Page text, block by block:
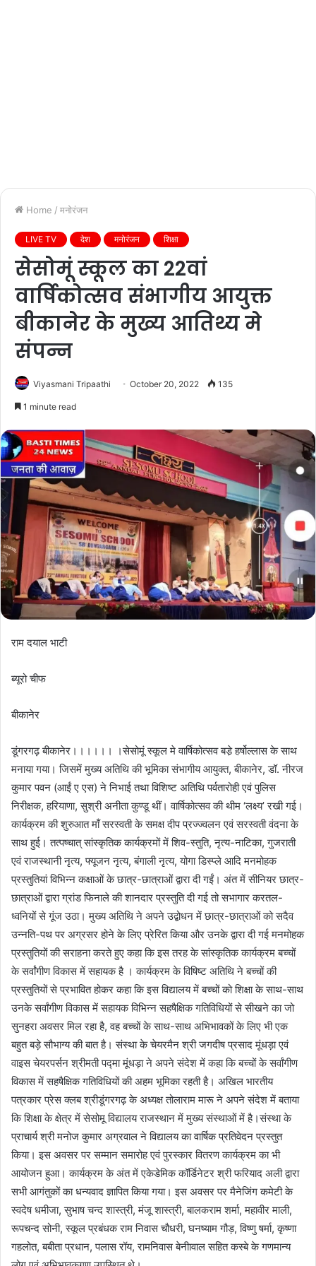
Home / मनोरंजन
LIVE TV देश मनोरंजन शिक्षा
सेसोमूं स्कूल का 22वां
वार्षिकोत्सव संभागीय आयुक्त
बीकानेर के मुख्य आतिथ्य मे
संपन्न
Viyasmani Tripaathi October 20, 2022 135
1 minute read
राम दयाल भाटी
ब्यूरो चीफ
बीकानेर
डूंगरगढ़ बीकानेर।।।।।। ।सेसोमूं स्कूल मे वार्षिकोत्सव बडे़ हर्षोल्लास के साथ
मनाया गया। जिसमें मुख्य अतिथि की भूमिका संभागीय आयुक्त, बीकानेर, डॉ. नीरज
कुमार पवन (आईं ए एस) ने निभाई तथा विशिष्ट अतिथि पर्वतारोही एवं पुलिस
निरीक्षक, हरियाणा, सुश्री अनीता कुण्डू थीं। वार्षिकोत्सव की थीम ‘लक्ष्य’ रखी गई।
कार्यक्रम की शुरुआत मॉं सरस्वती के समक्ष दीप प्रज्ज्वलन एवं सरस्वती वंदना के
साथ हुई। तत्पष्चात् सांस्कृतिक कार्यक्रमों में शिव-स्तुति, नृत्य-नाटिका, गुजराती
एवं राजस्थानी नृत्य, फ्यूजन नृत्य, बंगाली नृत्य, योगा डिस्प्ले आदि मनमोहक
प्रस्तुतियां विभिन्न कक्षाओं के छात्र-छात्राओं द्वारा दी गईं। अंत में सीनियर छात्र-
छात्राओं द्वारा ग्रांड फिनाले की शानदार प्रस्तुति दी गई तो सभागार करतल-
ध्वनियों से गूंज उठा। मुख्य अतिथि ने अपने उद्बोधन में छात्र-छात्राओं को सदैव
उन्नति-पथ पर अग्रसर होने के लिए प्रेरित किया और उनके द्वारा दी गई मनमोहक
प्रस्तुतियों की सराहना करते हुए कहा कि इस तरह के सांस्कृतिक कार्यक्रम बच्चों
के सर्वांगीण विकास में सहायक है । कार्यक्रम के विषिष्ट अतिथि ने बच्चों की
प्रस्तुतियों से प्रभावित होकर कहा कि इस विद्यालय में बच्चों को शिक्षा के साथ-साथ
उनके सर्वांगीण विकास में सहायक विभिन्न सहषैक्षिक गतिविधियों से सीखने का जो
सुनहरा अवसर मिल रहा है, वह बच्चों के साथ-साथ अभिभावकों के लिए भी एक
बहुत बड़े सौभाग्य की बात है। संस्था के चेयरमैन श्री जगदीष प्रसाद मूंधड़ा एवं
वाइस चेयरपर्सन श्रीमती पद्मा मूंधड़ा ने अपने संदेश में कहा कि बच्चों के सर्वांगीण
विकास में सहषैक्षिक गतिविधियों की अहम भूमिका रहती है। अखिल भारतीय
पत्रकार प्रेस क्लब श्रीडूंगरगढ़ के अध्यक्ष तोलाराम मारू ने अपने संदेश में बताया
कि शिक्षा के क्षेत्र में सेसोमू विद्यालय राजस्थान में मुख्य संस्थाओं में है।संस्था के
प्राचार्य श्री मनोज कुमार अग्रवाल ने विद्यालय का वार्षिक प्रतिवेदन प्रस्तुत
किया। इस अवसर पर सम्मान समारोह एवं पुरस्कार वितरण कार्यक्रम का भी
आयोजन हुआ। कार्यक्रम के अंत में एकेडेमिक कॉर्डिनेटर श्री फरियाद अली द्वारा
सभी आगंतुकों का धन्यवाद ज्ञापित किया गया। इस अवसर पर मैनेजिंग कमेटी के
स्वदेष धमीजा, सुभाष चन्द शास्त्री, मंजू शास्त्री, बालकराम शर्मा, महावीर माली,
रूपचन्द सोनी, स्कूल प्रबंधक राम निवास चौधरी, घनष्याम गौड़, विष्णु षर्मा, कृष्णा
गहलोत, बबीता प्रधान, पलास रॉय, रामनिवास बेनीावाल सहित कस्बे के गणमान्य